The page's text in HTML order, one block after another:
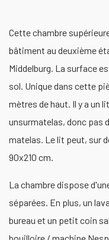
Cette chambre
bâtiment au deuxième
Middelburg. La surface
sol. Unique dans cette
mètres de haut. Il y a un
unsurmatelas, donc pas
matelas. Le lit peut, sur
90x210 cm.
La chambre dispose
séparées. En plus, un
bureau et un petit coin